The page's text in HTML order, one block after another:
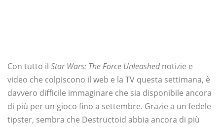
Con tutto il Star Wars: The Force Unleashednotizie e
video che colpiscono il web e la TV questa settimana, è
davvero difficile immaginare che sia disponibile ancora
di più per un gioco fino a settembre. Grazie a un fedele
tipster, sembra che Destructoid abbia ancora di più